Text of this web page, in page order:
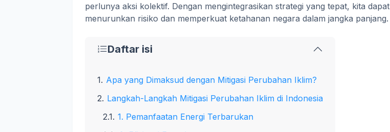
perlunya aksi kolektif. Dengan mengintegrasikan strategi yang tepat, kita dapat
menurunkan risiko dan memperkuat ketahanan negara dalam jangka panjang.
Daftar isi
Apa yang Dimaksud dengan Mitigasi Perubahan Iklim?
Langkah-Langkah Mitigasi Perubahan Iklim di Indonesia
1. Pemanfaatan Energi Terbarukan